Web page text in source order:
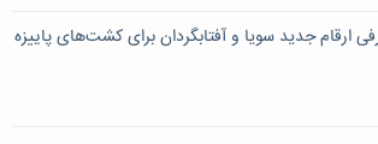
ارقام جدید سویا و آفتابگردان برای کشت‌های پاییزه